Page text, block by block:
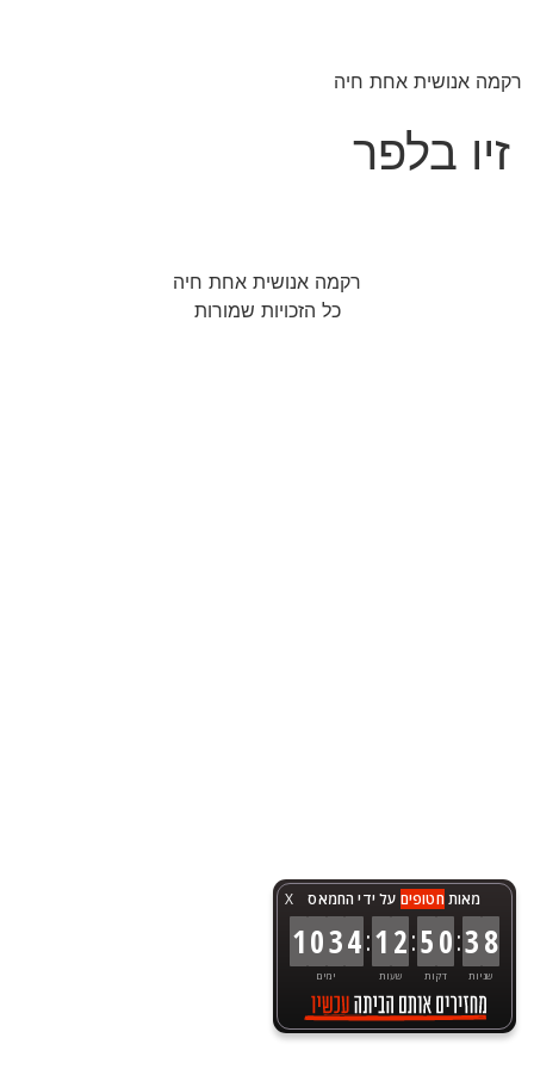
X מאותחטופים על ידי החמאס
1034
ימים
:12
שעות
:50
דקות
:38
שניות
רקמה אנושית אחת חיה
זיו בלפר
רקמה אנושית אחת חיה
כל הזכויות שמורות